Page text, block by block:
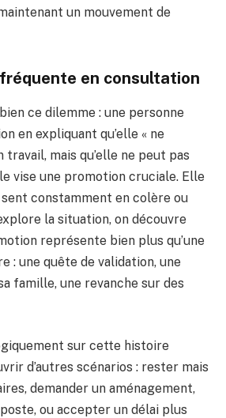
un mouvement de
en consultation
ce dilemme : une personne
en expliquant qu’elle « ne
mais qu’elle ne peut pas
vise une promotion cruciale. Elle
sent constamment en colère ou
la situation, on découvre
représente bien plus qu’une
: une quête de validation, une
famille, une revanche sur des
sur cette histoire
d’autres scénarios : rester mais
demander un aménagement,
ou accepter un délai plus